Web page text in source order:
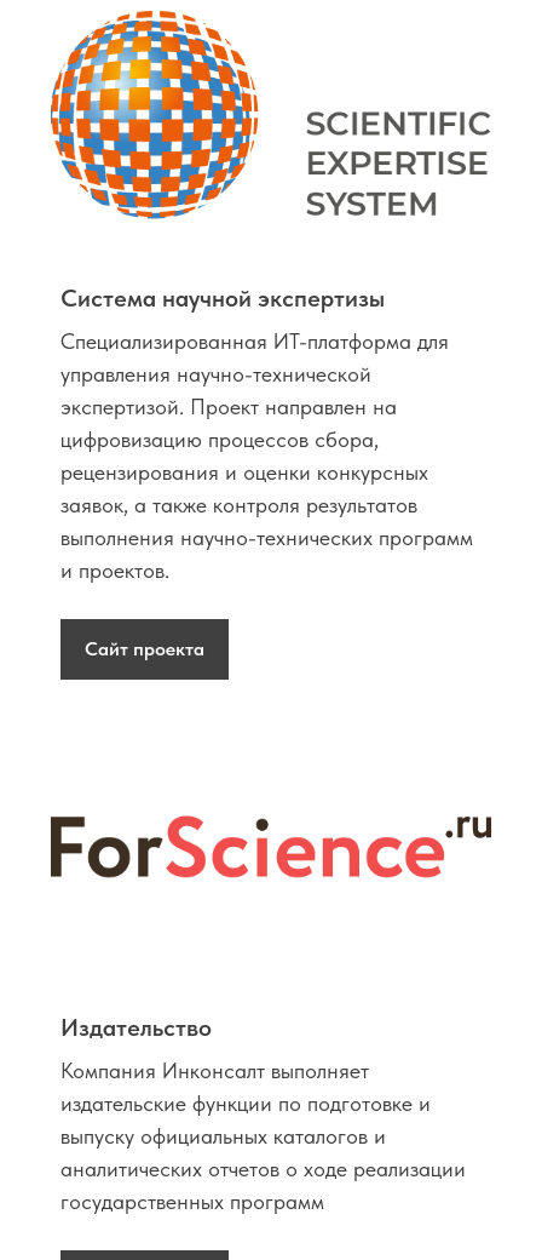
Система научной экспертизы
Специализированная ИТ-платформа для
управления научно-технической
экспертизой. Проект направлен на
цифровизацию процессов сбора,
рецензирования и оценки конкурсных
заявок, а также контроля результатов
выполнения научно-технических программ
и проектов.
Сайт проекта
Издательство
Компания Инконсалт выполняет
издательские функции по подготовке и
выпуску официальных каталогов и
аналитических отчетов о ходе реализации
государственных программ